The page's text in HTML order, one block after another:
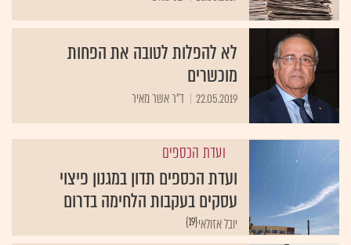
לא להפלות לטובה את הפחות
מוכשרים
22.05.2019 ד"ר אשר מאיר
ועדת הכספים
ועדת הכספים תדון במגנון פיצוי
עסקים בעקבות הלחימה בדרום
{19}יובל אזולאי